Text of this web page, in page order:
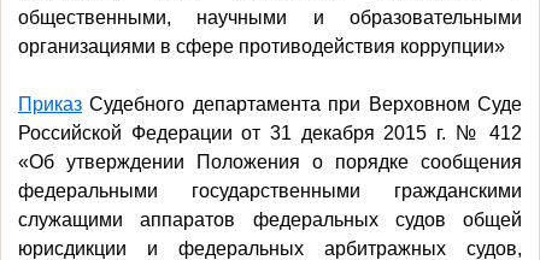
общественными, научными и образовательными
организациями в сфере противодействия коррупции»
Приказ Судебного департамента при Верховном Суде
Российской Федерации от 31 декабря 2015 г. № 412
«Об утверждении Положения о порядке сообщения
федеральными государственными гражданскими
служащими аппаратов федеральных судов общей
юрисдикции и федеральных арбитражных судов,